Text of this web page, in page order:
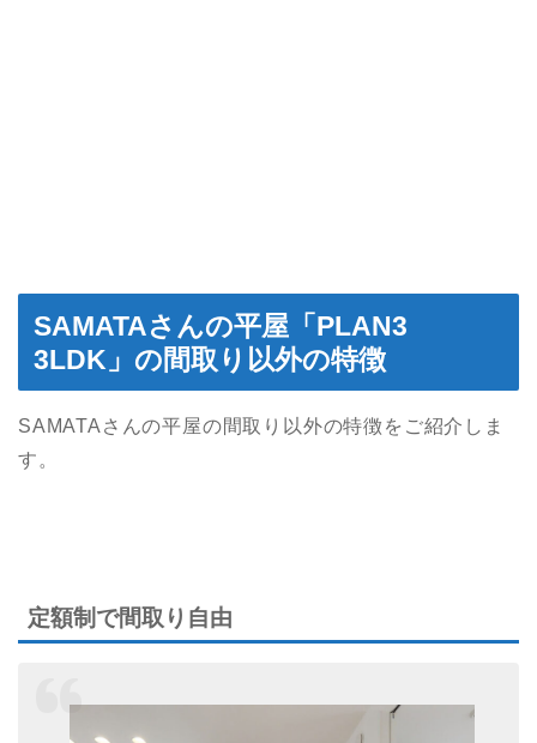
SAMATAさんの平屋「PLAN3
3LDK」の間取り以外の特徴
SAMATAさんの平屋の間取り以外の特徴をご紹介しま
す。
定額制で間取り自由